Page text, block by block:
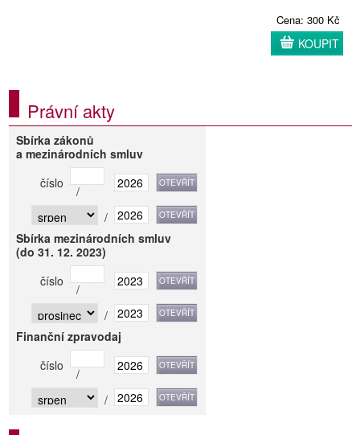
Cena: 300 Kč
KOUPIT
Právní akty
Sbírka zákonů
a mezinárodních smluv
číslo
/
/
Sbírka mezinárodních smluv
(do 31. 12. 2023)
číslo
/
/
Finanční zpravodaj
číslo
/
/